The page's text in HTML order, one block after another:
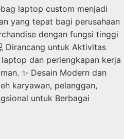
laptop custom menjadi
yang tepat bagi perusahaan
dengan fungsi tinggi
Dirancang untuk Aktivitas
dan perlengkapan kerja
✨ Desain Modern dan
karyawan, pelanggan,
untuk Berbagai